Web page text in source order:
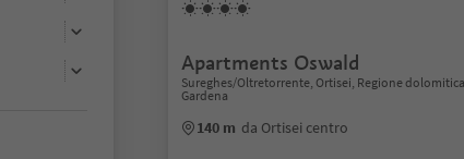
Apartments Oswald
Sureghes/Oltretorrente, Ortisei, Regione
Gardena
140 m da Ortisei centro